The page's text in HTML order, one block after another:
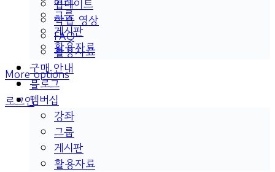
그룹
게시판
활용자료
More options
로그인
업데이트
학습 영상
FAQ
활용자료
구매 안내
블로그
멤버십
강좌
그룹
게시판
활용자료